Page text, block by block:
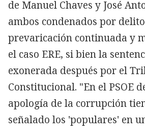
de Manuel Chaves y José
ambos condenados por
prevaricación continuada y
el caso ERE, si bien la
exonerada después por el
Constitucional. "En el PSOE
apología de la corrupción
señalado los 'populares' en